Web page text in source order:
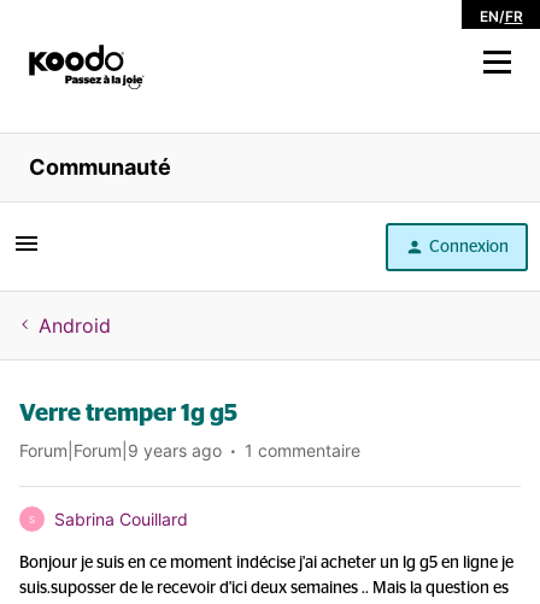
EN/FR
Magasiner
Libre service
Aide
Communauté
Connexion
Android
Verre tremper 1g g5
Forum|Forum|9 years ago 1 commentaire
S Sabrina Couillard
Bonjour je suis en ce moment indécise j'ai acheter un lg g5 en ligne je
suis.suposser de le recevoir d'ici deux semaines .. Mais la question es